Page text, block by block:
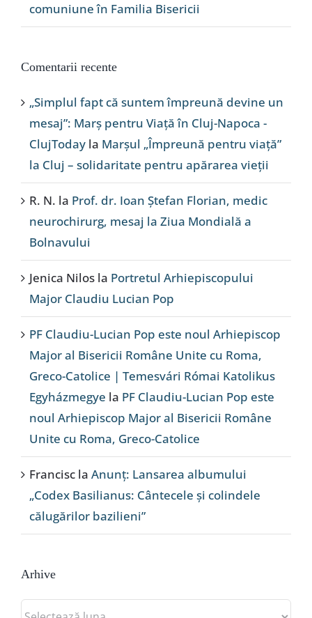
comuniune în Familia Bisericii
Comentarii recente
„Simplul fapt că suntem împreună devine un
mesaj”: Marș pentru Viață în Cluj-Napoca -
ClujToday la Marșul „Împreună pentru viață”
la Cluj – solidaritate pentru apărarea vieții
R. N. la Prof. dr. Ioan Ștefan Florian, medic
neurochirurg, mesaj la Ziua Mondială a
Bolnavului
Jenica Nilos la Portretul Arhiepiscopului
Major Claudiu Lucian Pop
PF Claudiu-Lucian Pop este noul Arhiepiscop
Major al Bisericii Române Unite cu Roma,
Greco-Catolice | Temesvári Római Katolikus
Egyházmegye la PF Claudiu-Lucian Pop este
noul Arhiepiscop Major al Bisericii Române
Unite cu Roma, Greco-Catolice
Francisc la Anunț: Lansarea albumului
„Codex Basilianus: Cântecele și colindele
călugărilor bazilieni”
Arhive
Arhive